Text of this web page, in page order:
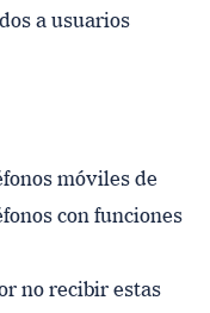
a usuarios
móviles de
con funciones
no recibir estas